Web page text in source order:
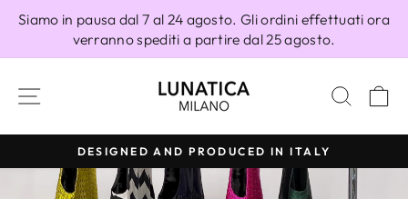
direttamente
Siamo in pausa dal 7 al 24 agosto. Gli ordini effettuati ora
verranno spediti a partire dal 25 agosto.
NAVIGAZIONE DEL SITO
Metti
in
DESIGNED AND PRODUCED IN ITALY